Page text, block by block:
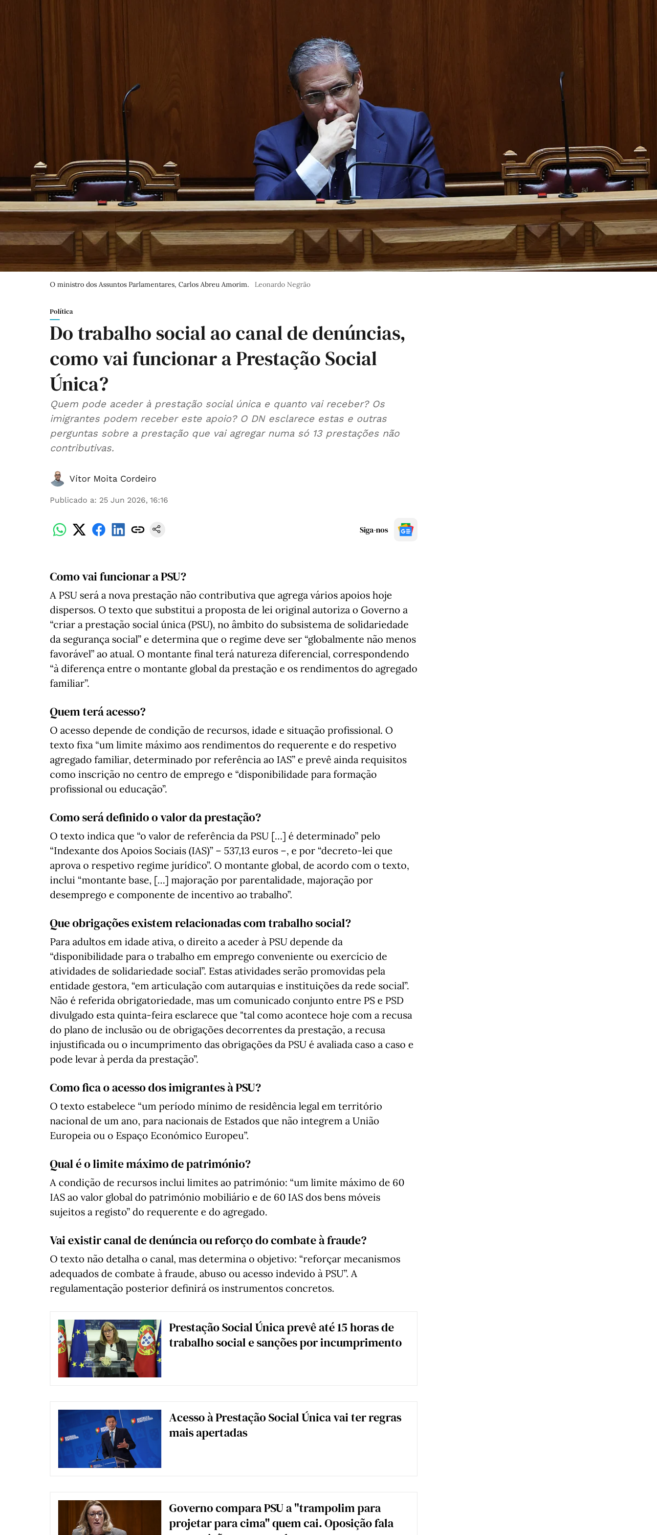
O ministro dos Assuntos Parlamentares, Carlos Abreu Amorim. Leonardo Negrão
Política
Do trabalho social ao canal de denúncias,
como vai funcionar a Prestação Social
Única?
Quem pode aceder à prestação social única e quanto vai receber? Os
imigrantes podem receber este apoio? O DN esclarece estas e outras
perguntas sobre a prestação que vai agregar numa só 13 prestações não
contributivas.
Vítor Moita Cordeiro
Publicado a: 25 Jun 2026, 16:16
Siga-nos
Como vai funcionar a PSU?
A PSU será a nova prestação não contributiva que agrega vários apoios hoje
dispersos. O texto que substitui a proposta de lei original autoriza o Governo a
“criar a prestação social única (PSU), no âmbito do subsistema de solidariedade
da segurança social” e determina que o regime deve ser “globalmente não menos
favorável” ao atual. O montante final terá natureza diferencial, correspondendo
“à diferença entre o montante global da prestação e os rendimentos do agregado
familiar”.
Quem terá acesso?
O acesso depende de condição de recursos, idade e situação profissional. O
texto fixa “um limite máximo aos rendimentos do requerente e do respetivo
agregado familiar, determinado por referência ao IAS” e prevê ainda requisitos
como inscrição no centro de emprego e “disponibilidade para formação
profissional ou educação”.
Como será definido o valor da prestação?
O texto indica que “o valor de referência da PSU […] é determinado” pelo
“Indexante dos Apoios Sociais (IAS)” – 537,13 euros –, e por “decreto-lei que
aprova o respetivo regime jurídico”. O montante global, de acordo com o texto,
inclui “montante base, […] majoração por parentalidade, majoração por
desemprego e componente de incentivo ao trabalho”.
Que obrigações existem relacionadas com trabalho social?
Para adultos em idade ativa, o direito a aceder à PSU depende da
“disponibilidade para o trabalho em emprego conveniente ou exercício de
atividades de solidariedade social”. Estas atividades serão promovidas pela
entidade gestora, “em articulação com autarquias e instituições da rede social”.
Não é referida obrigatoriedade, mas um comunicado conjunto entre PS e PSD
divulgado esta quinta-feira esclarece que "tal como acontece hoje com a recusa
do plano de inclusão ou de obrigações decorrentes da prestação, a recusa
injustificada ou o incumprimento das obrigações da PSU é avaliada caso a caso e
pode levar à perda da prestação”.
Como fica o acesso dos imigrantes à PSU?
O texto estabelece “um período mínimo de residência legal em território
nacional de um ano, para nacionais de Estados que não integrem a União
Europeia ou o Espaço Económico Europeu”.
Qual é o limite máximo de património?
A condição de recursos inclui limites ao património: “um limite máximo de 60
IAS ao valor global do património mobiliário e de 60 IAS dos bens móveis
sujeitos a registo” do requerente e do agregado.
Vai existir canal de denúncia ou reforço do combate à fraude?
O texto não detalha o canal, mas determina o objetivo: “reforçar mecanismos
adequados de combate à fraude, abuso ou acesso indevido à PSU”. A
regulamentação posterior definirá os instrumentos concretos.
Prestação Social Única prevê até 15 horas de
trabalho social e sanções por incumprimento
Acesso à Prestação Social Única vai ter regras
mais apertadas
Governo compara PSU a "trampolim para
projetar para cima" quem cai. Oposição fala